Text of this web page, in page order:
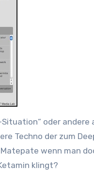
oder andere
Techno der zum
wenn man
klingt?